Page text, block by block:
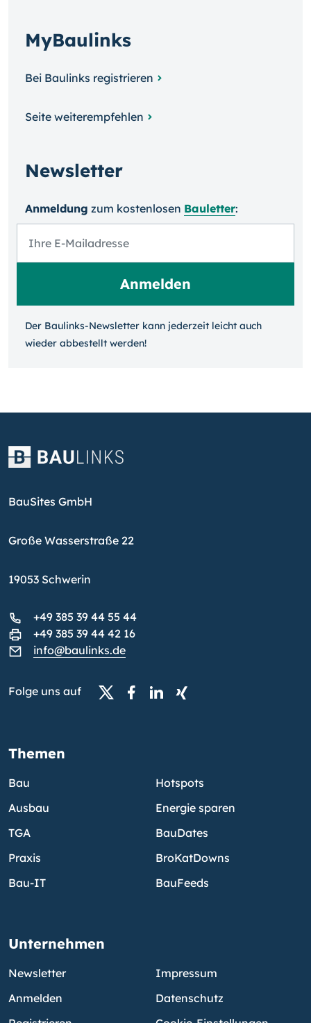
MyBaulinks
Bei Baulinks registrieren
Seite weiterempfehlen
Newsletter
Anmeldung zum kosten­losen Bauletter:
Der Baulinks-Newsletter kann jeder­zeit leicht auch
wieder ab­bestellt werden!
BauSites GmbH
Große Wasserstraße 22
19053 Schwerin
+49 385 39 44 55 44
+49 385 39 44 42 16
info@baulinks.de
Folge uns auf
Themen
Bau
Ausbau
TGA
Praxis
Bau-IT
Hotspots
Energie sparen
BauDates
BroKatDowns
BauFeeds
Unternehmen
Newsletter
Anmelden
Impressum
Datenschutz